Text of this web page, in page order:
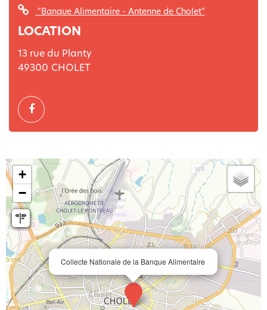
"Banque Alimentaire - Antenne de Cholet"
LOCATION
13 rue du Planty
49300 CHOLET
Collecte Nationale de la Banque Alimentaire
+
−